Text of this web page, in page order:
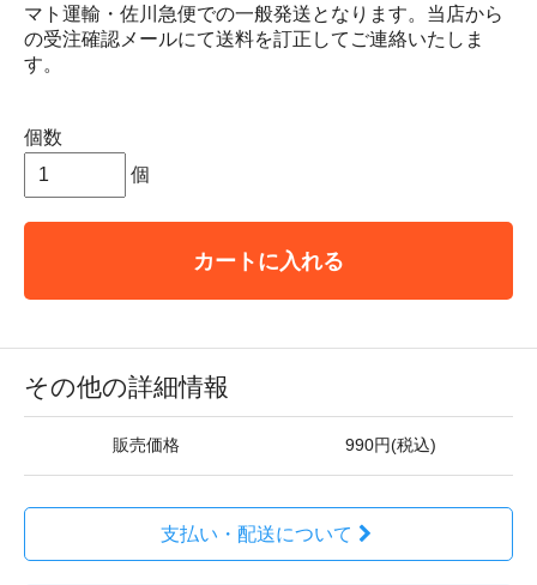
マト運輸・佐川急便での一般発送となります。当店から
の受注確認メールにて送料を訂正してご連絡いたしま
す。
個数
個
カートに入れる
その他の詳細情報
販売価格 990円(税込)
支払い・配送について